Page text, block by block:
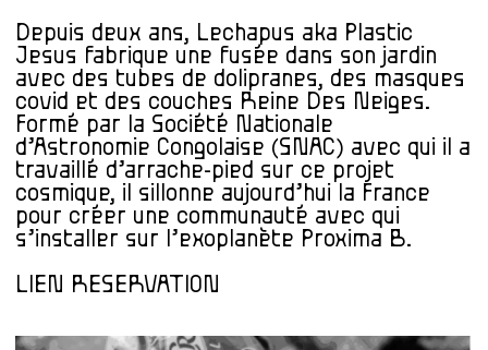
Depuis deux ans, Lechapus aka Plastic
Jesus fabrique une fusée dans son jardin
avec des tubes de dolipranes, des masques
covid et des couches Reine Des Neiges.
Formé par la Société Nationale
d’Astronomie Congolaise (SNAC) avec qui il a
travaillé d’arrache-pied sur ce projet
cosmique, il sillonne aujourd’hui la France
pour créer une communauté avec qui
s’installer sur l’exoplanète Proxima B.
LIEN RESERVATION